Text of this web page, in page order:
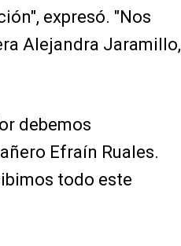
expresó. "Nos
Alejandra Jaramillo,
debemos
Efraín Ruales.
todo este